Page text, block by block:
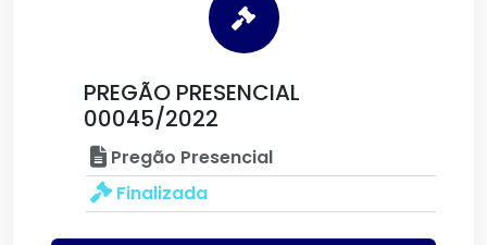
PREGÃO PRESENCIAL
00045/2022
Pregão Presencial
Finalizada